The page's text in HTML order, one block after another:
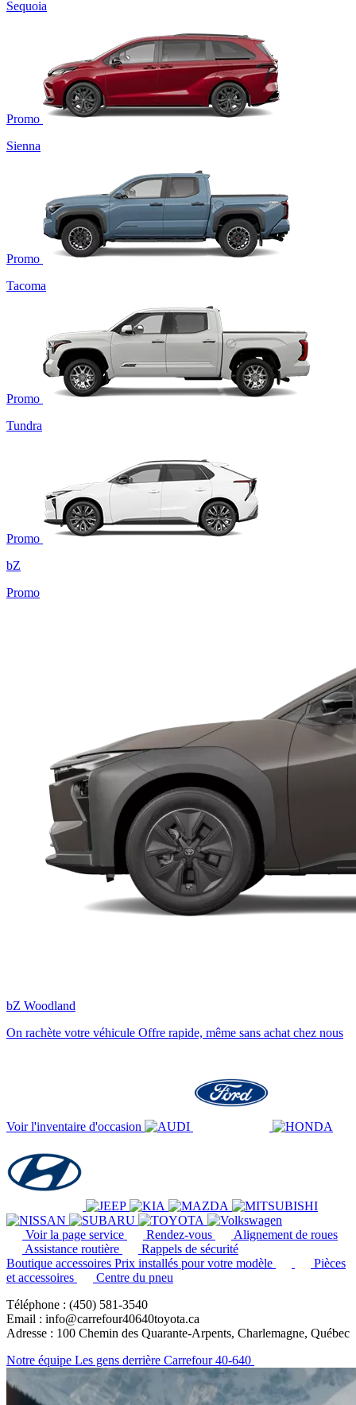
Sequoia
Promo
Sienna
Promo
Tacoma
Promo
Tundra
Promo
bZ
Promo
bZ Woodland
On rachète votre véhicule Offre rapide, même sans achat chez nous
Voir l'inventaire d'occasion
Voir la page service Rendez-vous
Alignement de roues
Assistance routière
Rappels de sécurité
Boutique accessoires Prix installés pour votre modèle
Pièces
et accessoires
Centre du pneu
Téléphone : (450) 581-3540
Email : info@carrefour40640toyota.ca
Adresse : 100 Chemin des Quarante-Arpents, Charlemagne, Québec
Notre équipe Les gens derrière Carrefour 40-640